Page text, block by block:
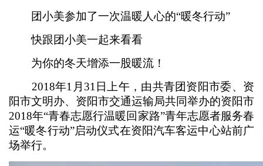
团小美参加了一次温暖人心的“暖冬行动”
快跟团小美一起来看看
为你的冬天增添一股暖流！
2018年1月31日上午，由共青团资阳市委、资
阳市文明办、资阳市交通运输局共同举办的资阳市
2018年“青春志愿行温暖回家路”青年志愿者服务春
运“暖冬行动”启动仪式在资阳汽车客运中心站前广
场举行。